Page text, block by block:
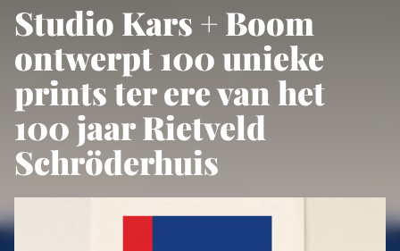
Studio Kars + Boom
ontwerpt 100 unieke
prints ter ere van het
100 jaar Rietveld
Schröderhuis